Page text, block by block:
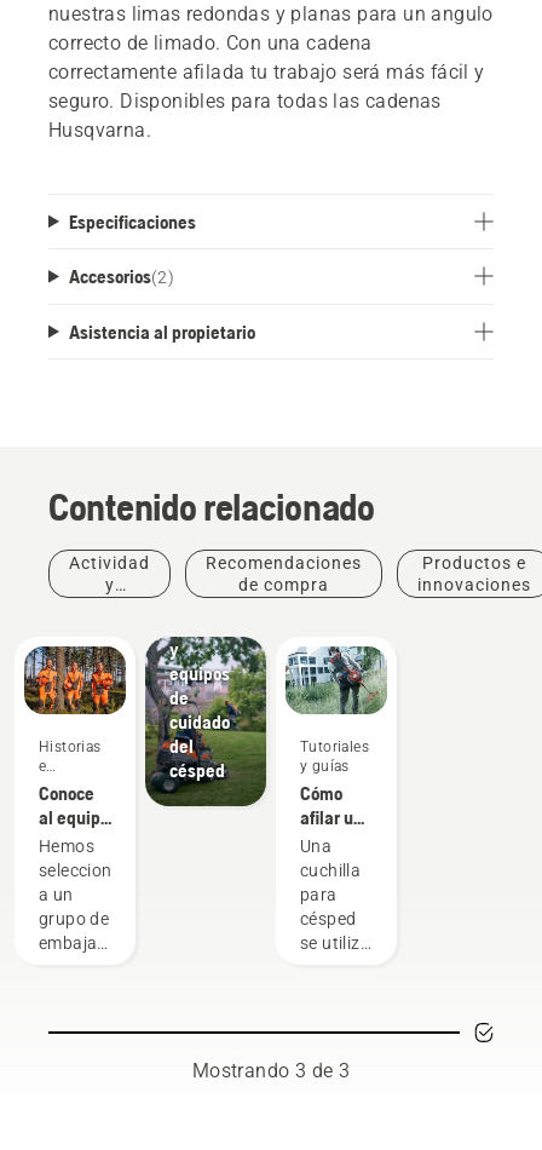
nuestras limas redondas y planas para un angulo
correcto de limado. Con una cadena
correctamente afilada tu trabajo será más fácil y
seguro. Disponibles para todas las cadenas
Husqvarna.
Especificaciones
Accesorios(2)
Asistencia al propietario
Contenido relacionado
Actividad
y
Recomendaciones
de compra
Productos e
innovaciones
Historias
e
inspiración
Conoce
al equipo
H de
Husqvarna:
los
usuarios
más
Hemos
seleccionado
a un
grupo de
embajadores
entre los
de
paisajismo,
equipos
de
paisajismo
y
equipos
de
cuidado
del
césped
Tutoriales
y guías
Cómo
afilar una
cuchilla
para
césped
Una
cuchilla
para
césped
se utiliza
más
gruesa y
Mostrando 3 de 3